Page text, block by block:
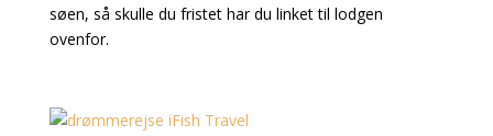
søen, så skulle du fristet har du linket til lodgen
ovenfor.